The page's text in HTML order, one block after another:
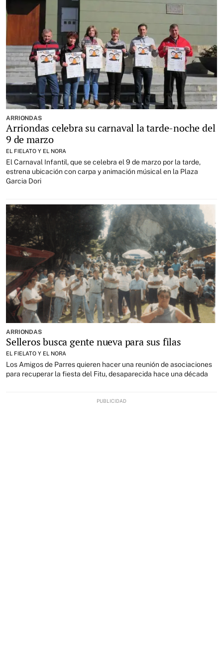
ARRIONDAS
Arriondas celebra su carnaval la tarde-noche del
9 de marzo
EL FIELATO Y EL NORA
El Carnaval Infantil, que se celebra el 9 de marzo por la tarde,
estrena ubicación con carpa y animación músical en la Plaza
Garcia Dori
ARRIONDAS
Selleros busca gente nueva para sus filas
EL FIELATO Y EL NORA
Los Amigos de Parres quieren hacer una reunión de asociaciones
para recuperar la fiesta del Fitu, desaparecida hace una década